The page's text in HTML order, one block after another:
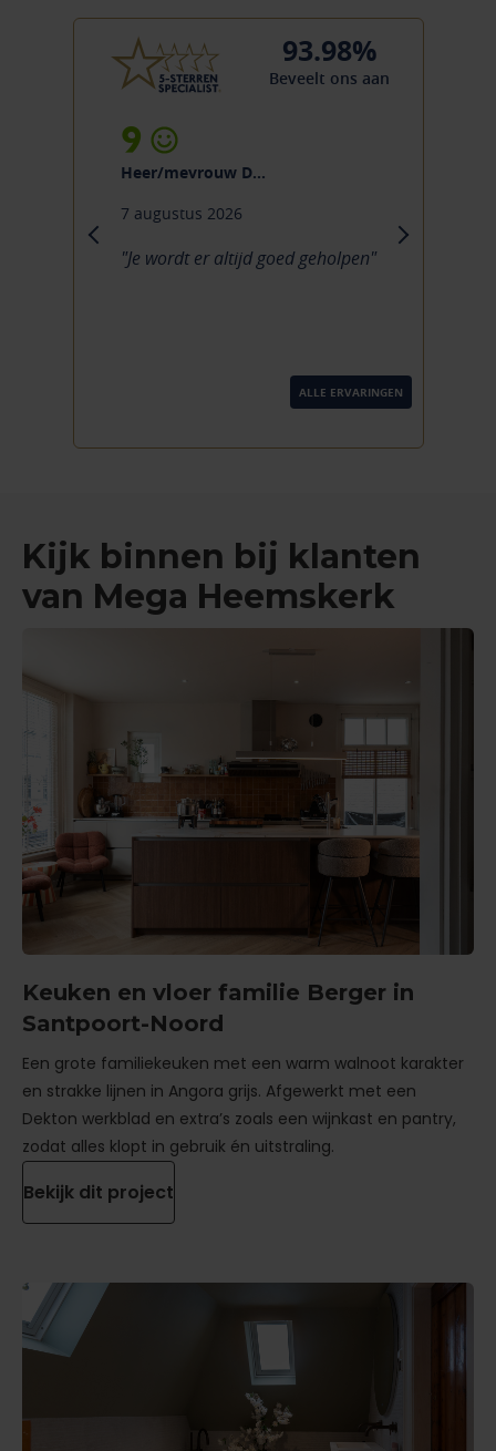
93.98%
Beveelt ons aan
9
Heer/mevrouw Kollen
5 augustus 2026
"Rustige en vriendelijke
previous next
ALLE ERVARINGEN
Kijk binnen bij klanten
van Mega Heemskerk
Keuken en vloer familie Berger in
Santpoort-Noord
Een grote familiekeuken met een warm walnoot karakter
en strakke lijnen in Angora grijs. Afgewerkt met een
Dekton werkblad en extra’s zoals een wijnkast en pantry,
zodat alles klopt in gebruik én uitstraling.
Bekijk dit project